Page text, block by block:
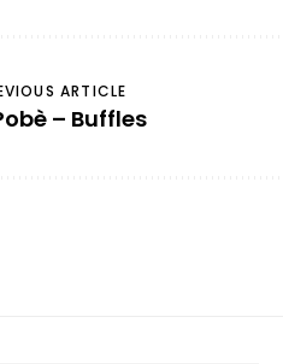
ARTICLE
– Buffles